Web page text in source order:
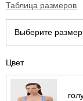
Таблица размеров
Выберите размер
Цвет